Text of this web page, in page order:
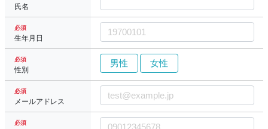
氏名
必須
生年月日
必須
性別
男性 女性
必須
メールアドレス
必須